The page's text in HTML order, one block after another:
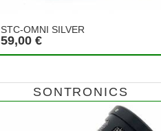
STC-OMNI SILVER
59,00 €
SONTRONICS